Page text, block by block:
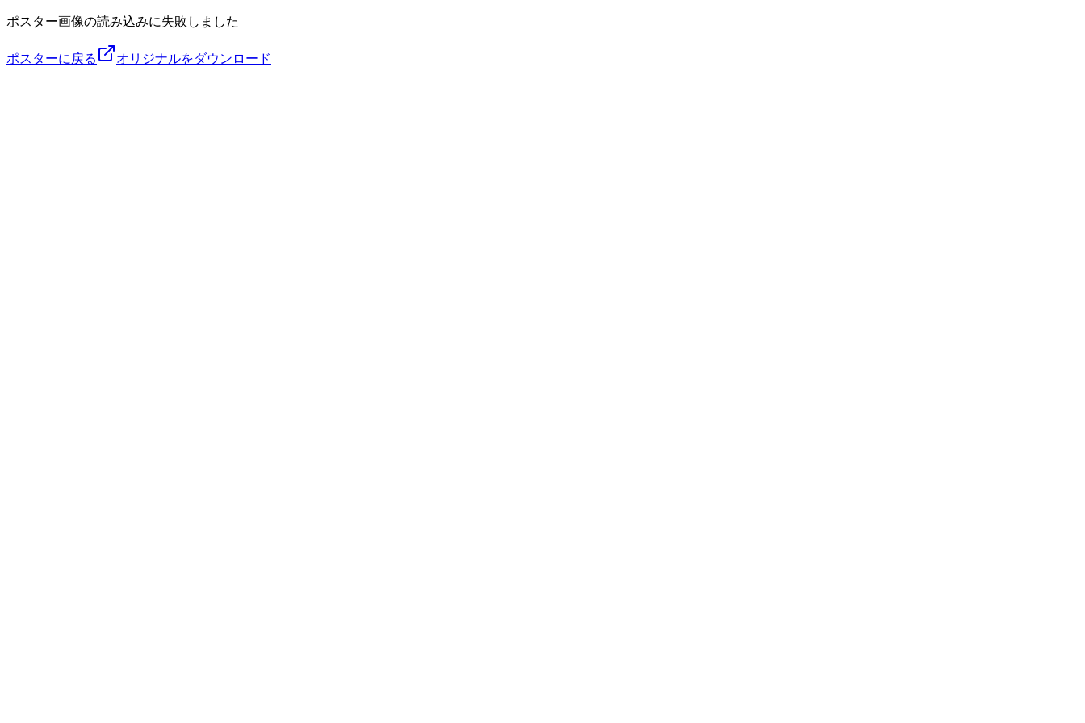
ポスター画像の読み込みに失敗しました
ポスターに戻る オリジナルをダウンロード